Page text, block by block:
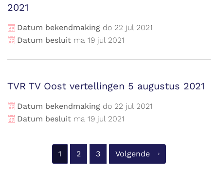
2021
Datum bekendmaking do 22 jul 2021
Datum besluit ma 19 jul 2021
TVR TV Oost vertellingen 5 augustus 2021
Datum bekendmaking do 22 jul 2021
Datum besluit ma 19 jul 2021
1 2 3 Volgende